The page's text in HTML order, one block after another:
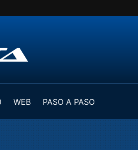
WEB
PASO A PASO